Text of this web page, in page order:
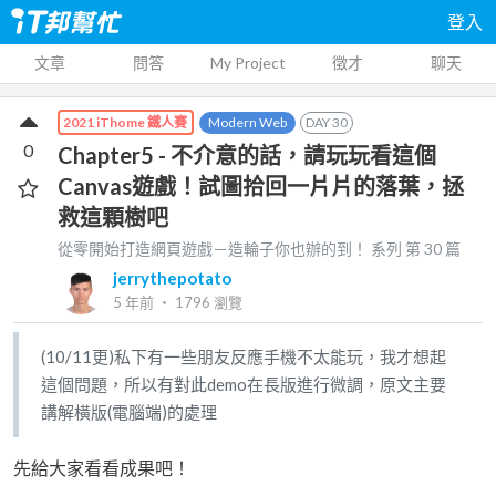
登入
文章 問答 My Project 徵才 聊天
2021 iThome 鐵人賽 Modern Web DAY30
Chapter5 - 不介意的話，請玩玩看這個
Canvas遊戲！試圖拾回一片片的落葉，拯
救這顆樹吧
從零開始打造網頁遊戲－造輪子你也辦的到！ 系列 第30 篇
jerrythepotato
5 年前 ‧ 1796 瀏覽
0
(10/11更)私下有一些朋友反應手機不太能玩，我才想起
這個問題，所以有對此demo在長版進行微調，原文主要
講解橫版(電腦端)的處理
先給大家看看成果吧！